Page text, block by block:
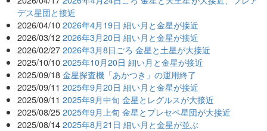
デス星団と接近
2026/04/10 2026年4月19日 細い月と金星が接近
2026/03/12 2026年3月20日 細い月と金星が接近
2026/02/27 2026年3月8日ごろ 金星と土星が大接近
2025/10/10 2025年10月20日 細い月と金星が接近
2025/09/18 金星探査機「あかつき」の運用終了
2025/09/11 2025年9月20日 細い月と金星が接近
2025/09/11 2025年9月中旬 金星とレグルスが大接近
2025/08/25 2025年9月上旬 金星とプレセペ星団が大接近
2025/08/14 2025年8月21日 細い月と金星が並ぶ